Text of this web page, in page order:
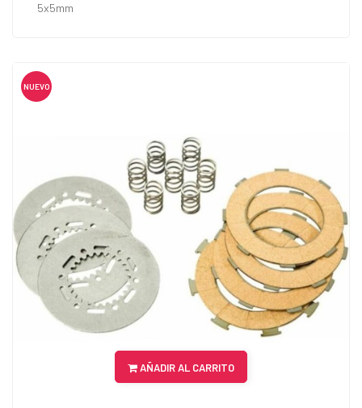
5x5mm
NUEVO
AÑADIR AL CARRITO